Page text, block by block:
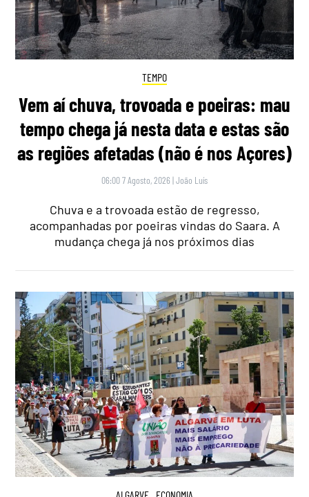
TEMPO
Vem aí chuva, trovoada e poeiras: mau
tempo chega já nesta data e estas são
as regiões afetadas (não é nos Açores)
06:00 7 Agosto, 2026 |João Luís
Chuva e a trovoada estão de regresso,
acompanhadas por poeiras vindas do Saara. A
mudança chega já nos próximos dias